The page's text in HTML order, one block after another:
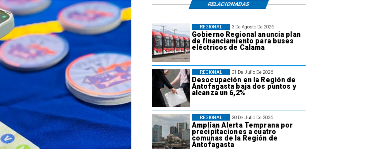
3 De Agosto De 2026
Gobierno Regional anuncia plan
de financiamiento para buses
eléctricos de Calama
REGIONAL
31 De Julio De 2026
Desocupación en la Región de
Antofagasta baja dos puntos y
alcanza un 6,2%
REGIONAL
30 De Julio De 2026
Amplían Alerta Temprana por
precipitaciones a cuatro
comunas de la Región de
Antofagasta
REGIONAL
RELACIONADAS